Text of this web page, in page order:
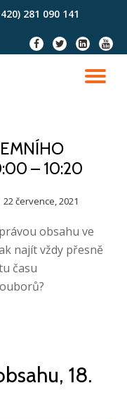
281 090 141
fa-
facebook
fa-
twitter
fa-
linkedin-
square
fa-
– 10:20
22 července, 2021
obsahu ve
najít vždy přesně
času
18.